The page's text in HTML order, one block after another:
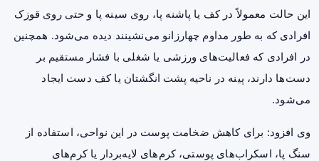
این حالت معمولاً در کف یا پاشنه پا، روی سینه پا و حتی روی قوزک
افرادی که به طور مداوم چهارزانو می‌نشینند دیده می‌شود. همچنین
در افرادی که فعالیت‌های ورزشی یا شغلی با فشار مستقیم بر
دست‌ها دارند، پینه در ناحیه پشت انگشتان یا کف دست ایجاد
می‌شود.
وی افزود: برای کاهش ضخامت پوست در این نواحی، استفاده از
سنگ پا، اسکراب‌های پوستی، کرم‌های لایه‌بردار یا کرم‌های